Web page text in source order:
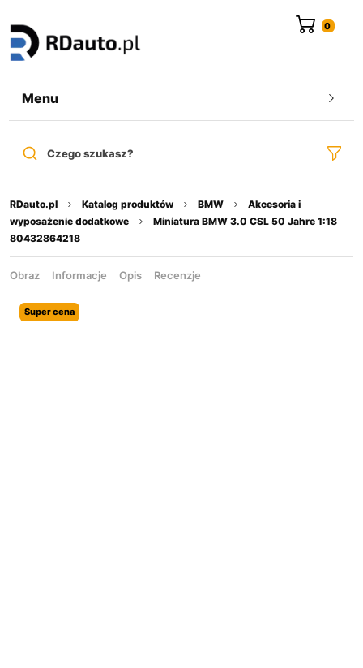
Menu
Czego szukasz?
RDauto.pl Katalog produktów BMW
Akcesoria i
wyposażenie dodatkowe
Miniatura BMW 3.0 CSL 50 Jahre 1:18
80432864218
Obraz Informacje Opis Recenzje
Super cena